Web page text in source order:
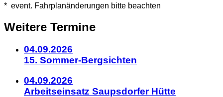
* event. Fahrplanänderungen bitte beachten
Weitere Termine
04.09.2026
15. Sommer-Bergsichten
04.09.2026
Arbeitseinsatz Saupsdorfer Hütte